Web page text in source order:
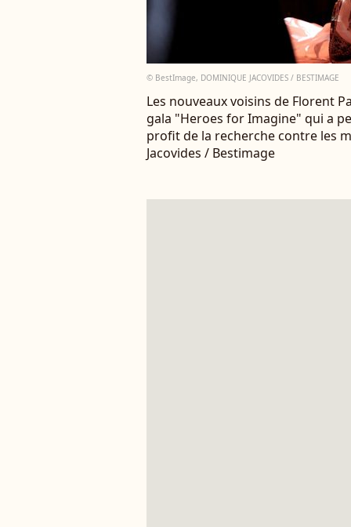
© BestImage, DOMINIQUE JACOVIDES / BESTIMAGE
Les nouveaux voisins de Florent
gala "Heroes for Imagine" qui a
profit de la recherche contre les
Jacovides / Bestimage